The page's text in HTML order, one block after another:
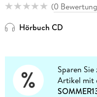
(0
Hörbuch CD
Sparen Sie
Artikel mit